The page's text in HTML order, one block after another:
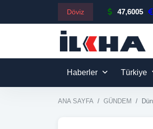
Döviz 47,6005
Haberler Türkiye
ANA SAYFA GÜNDEM